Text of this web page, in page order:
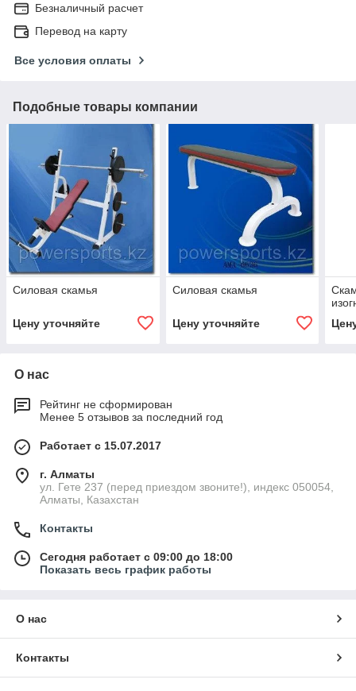
Безналичный расчет
Перевод на карту
Все условия оплаты
Подобные товары компании
Силовая скамья
Цену уточняйте
Силовая скамья
Цену уточняйте
О нас
Рейтинг не сформирован
Менее 5 отзывов за последний год
Работает с 15.07.2017
г. Алматы
ул. Гете 237 (перед приездом звоните!), индекс 050054,
Алматы, Казахстан
Контакты
Сегодня работает с 09:00 до 18:00
Показать весь график работы
О нас
Контакты